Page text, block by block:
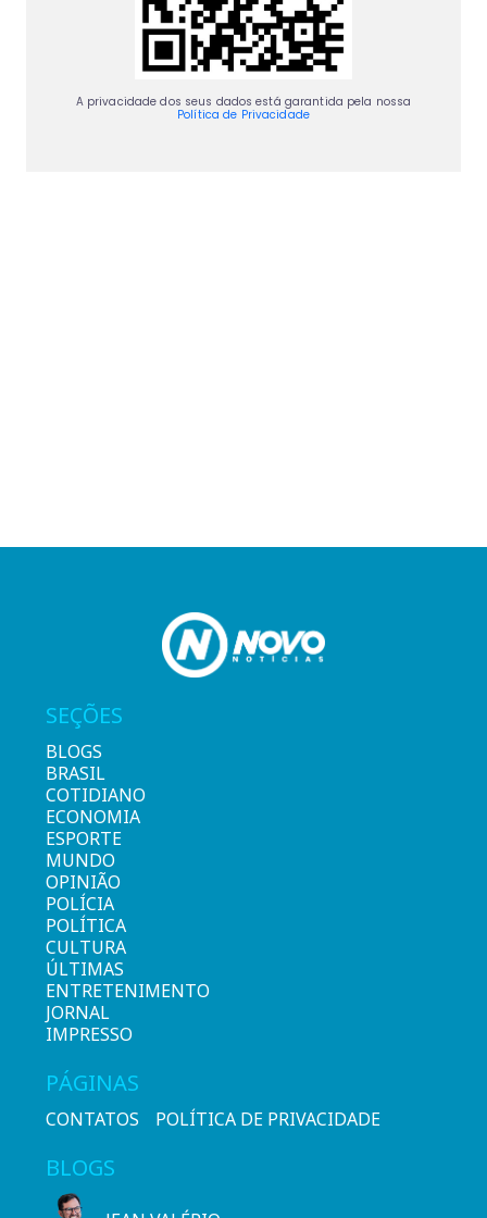
A privacidade dos seus dados está garantida pela nossa
Política de Privacidade
SEÇÕES
BLOGS
BRASIL
COTIDIANO
ECONOMIA
ESPORTE
MUNDO
OPINIÃO
POLÍCIA
POLÍTICA
CULTURA
ÚLTIMAS
ENTRETENIMENTO
JORNAL
IMPRESSO
PÁGINAS
CONTATOS POLÍTICA DE PRIVACIDADE
BLOGS